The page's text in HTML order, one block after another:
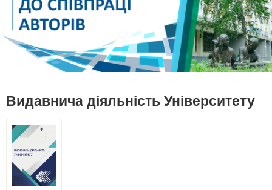
Видавнича діяльність Університету